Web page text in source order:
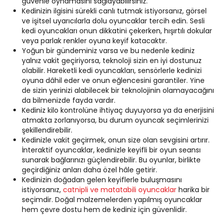
Kedinizin ilgisini sürekli canlı tutmak istiyorsanız, görsel
ve işitsel uyarıcılarla dolu oyuncaklar tercih edin. Sesli
kedi oyuncakları onun dikkatini çekerken, hışırtılı dokular
veya parlak renkler oyuna keyif katacaktır.
Yoğun bir gündeminiz varsa ve bu nedenle kediniz
yalnız vakit geçiriyorsa, teknoloji sizin en iyi dostunuz
olabilir. Hareketli kedi oyuncakları, sensörlerle kedinizi
oyuna dâhil eder ve onun eğlencesini garantiler. Yine
de sizin yerinizi alabilecek bir teknolojinin olamayacağını
da bilmenizde fayda vardır.
Kediniz kilo kontrolüne ihtiyaç duyuyorsa ya da enerjisini
atmakta zorlanıyorsa, bu durum oyuncak seçimlerinizi
şekillendirebilir.
Kedinizle vakit geçirmek, onun size olan sevgisini artırır.
İnteraktif oyuncaklar, kedinizle keyifli bir oyun seansı
sunarak bağlarınızı güçlendirebilir. Bu oyunlar, birlikte
geçirdiğiniz anları daha özel hâle getirir.
Kedinizin doğadan gelen keyiflerle buluşmasını
istiyorsanız, catnipli ve matatabili oyuncaklar harika bir
seçimdir. Doğal malzemelerden yapılmış oyuncaklar
hem çevre dostu hem de kediniz için güvenlidir.